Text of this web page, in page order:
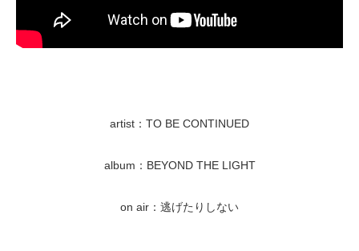
artist：TO BE CONTINUED
album：BEYOND THE LIGHT
on air：逃げたりしない